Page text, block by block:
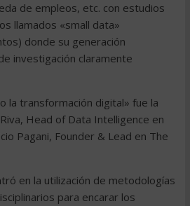
de empleos, etc. con estudios
llamados «small data»
donde su generación
investigación claramente
la transformación digital» fue la
Head of Data Intelligence en
Pagani, Founder & Lead en The
en la utilización de metodologías
para encarar los